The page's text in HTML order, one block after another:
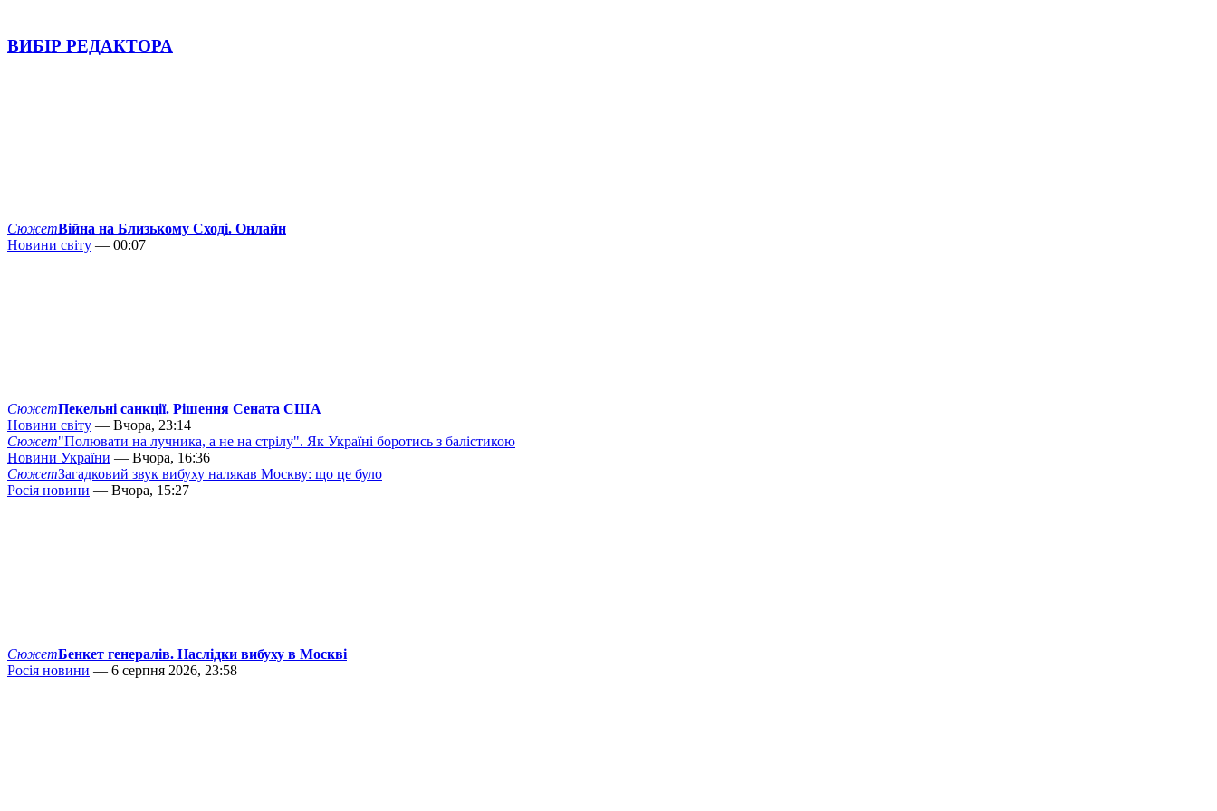
ВИБІР РЕДАКТОРА
СюжетВійна на Близькому Сході. Онлайн
Новини світу — 00:07
СюжетПекельні санкції. Рішення Сената США
Новини світу — Вчора, 23:14
Сюжет"Полювати на лучника, а не на стрілу". Як Україні боротись з балістикою
Новини України — Вчора, 16:36
СюжетЗагадковий звук вибуху налякав Москву: що це було
Росія новини — Вчора, 15:27
СюжетБенкет генералів. Наслідки вибуху в Москві
Росія новини — 6 серпня 2026, 23:58